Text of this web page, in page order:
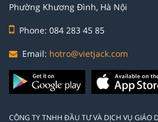
Phường Khương Đình, Hà Nội
Phone: 084 283 45 85
Email: hotro@vietjack.com
CÔNG TY TNHH ĐẦU TƯ VÀ DỊCH VỤ GIÁO